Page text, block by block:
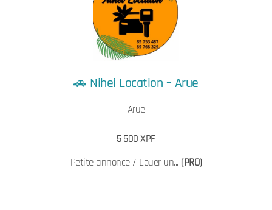
🚗 Nihei Location – Arue
Arue
5 500 XPF
Petite annonce / Louer un... (PRO)